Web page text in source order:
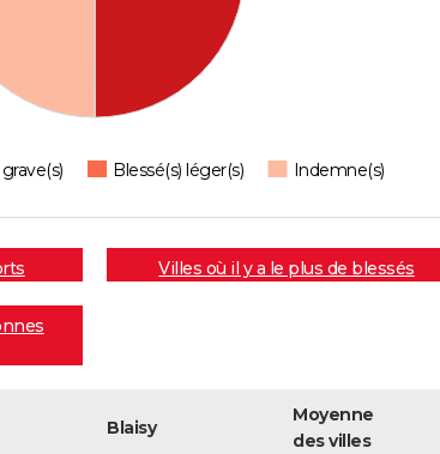
Blessé(s) léger(s) Indemne(s)
Villes où il y a le plus de blessés
Blaisy
Moyenne
des villes